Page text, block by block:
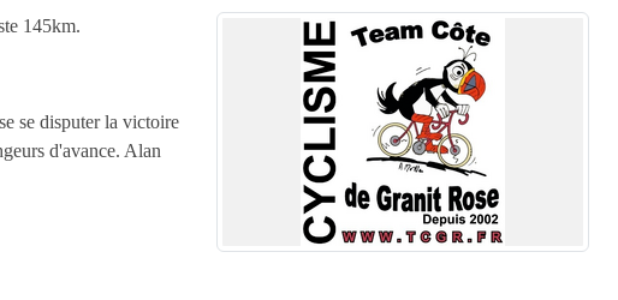
145km.
se disputer la victoire
d'avance. Alan